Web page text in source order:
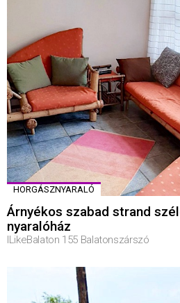
HORGÁSZNYARALÓ
Árnyékos szabad strand
nyaralóház
ILikeBalaton 155 Balatonszárszó